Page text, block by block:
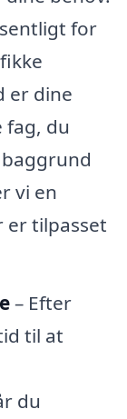
for
er dine
fag, du
vi en
tilpasset
– Efter
til at
du